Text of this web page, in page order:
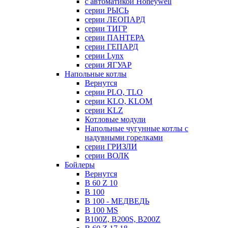
серии РЫСЬ
серии ЛЕОПАРД
серии ТИГР
серии ПАНТЕРА
серии ГЕПАРД
серии Lynx
серии ЯГУАР
Напольные котлы
Вернутся
серии PLO, TLO
серии KLO, KLOM
серии KLZ
Котловые модули
Напольные чугунные котлы с
надувными горелками
серии ГРИЗЛИ
серии ВОЛК
Бойлеры
Вернутся
B 60 Z 10
B 100
B 100 - МЕДВЕДЬ
B 100 MS
B100Z, B200S, B200Z